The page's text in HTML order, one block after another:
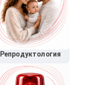
Репродуктология